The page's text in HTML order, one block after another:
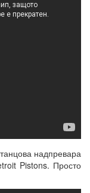
надпревара
Pistons. Просто